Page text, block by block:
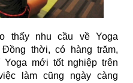
thấy nhu cầu về Yoga
thời, có hàng trăm,
Yoga mới tốt nghiệp trên
làm cũng ngày càng